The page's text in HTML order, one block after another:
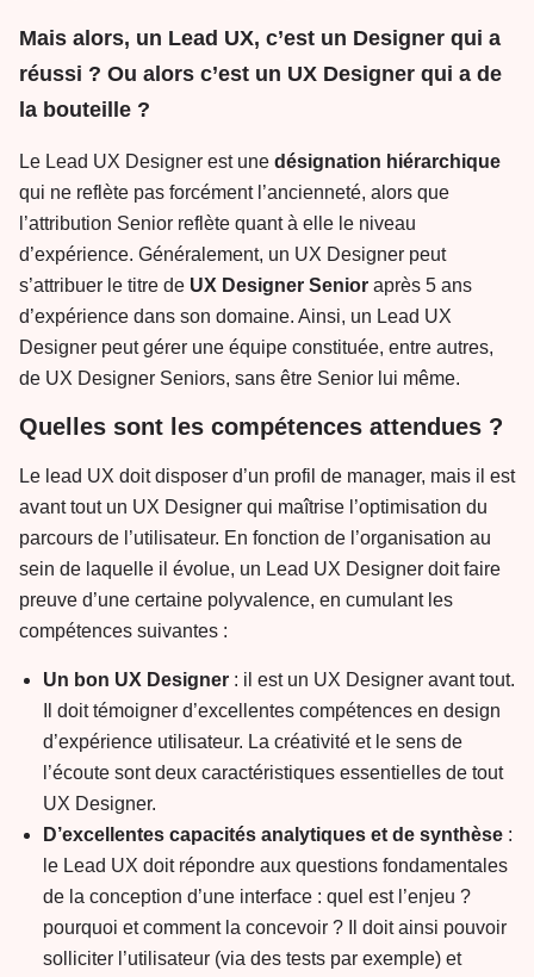
Mais alors, un Lead UX, c’est un Designer qui a
réussi ? Ou alors c’est un UX Designer qui a de
la bouteille ?
Le Lead UX Designer est une désignation hiérarchique
qui ne reflète pas forcément l’ancienneté, alors que
l’attribution Senior reflète quant à elle le niveau
d’expérience. Généralement, un UX Designer peut
s’attribuer le titre de UX Designer Senior après 5 ans
d’expérience dans son domaine. Ainsi, un Lead UX
Designer peut gérer une équipe constituée, entre autres,
de UX Designer Seniors, sans être Senior lui même.
Quelles sont les compétences attendues ?
Le lead UX doit disposer d’un profil de manager, mais il est
avant tout un UX Designer qui maîtrise l’optimisation du
parcours de l’utilisateur. En fonction de l’organisation au
sein de laquelle il évolue, un Lead UX Designer doit faire
preuve d’une certaine polyvalence, en cumulant les
compétences suivantes :
Un bon UX Designer : il est un UX Designer avant tout.
Il doit témoigner d’excellentes compétences en design
d’expérience utilisateur. La créativité et le sens de
l’écoute sont deux caractéristiques essentielles de tout
UX Designer.
D’excellentes capacités analytiques et de synthèse :
le Lead UX doit répondre aux questions fondamentales
de la conception d’une interface : quel est l’enjeu ?
pourquoi et comment la concevoir ? Il doit ainsi pouvoir
solliciter l’utilisateur (via des tests par exemple) et